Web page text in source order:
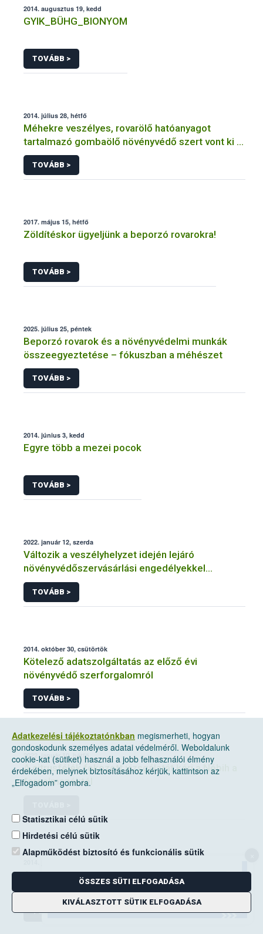
2014. augusztus 19, kedd
GYIK_BÜHG_BIONYOM
TOVÁBB >
2014. július 28, hétfő
Méhekre veszélyes, rovarölő hatóanyagot
tartalmazó gombaölő növényvédő szert vont ki a
forgalomból a NÉBIH
TOVÁBB >
2017. május 15, hétfő
Zöldítéskor ügyeljünk a beporzó rovarokra!
TOVÁBB >
2025. július 25, péntek
Beporzó rovarok és a növényvédelmi munkák
összeegyeztetése – fókuszban a méhészet
TOVÁBB >
2014. június 3, kedd
Egyre több a mezei pocok
TOVÁBB >
2022. január 12, szerda
Változik a veszélyhelyzet idején lejáró
növényvédőszervásárlási engedélyekkel
kapcsolatos szabályozás
TOVÁBB >
2014. október 30, csütörtök
Kötelező adatszolgáltatás az előző évi
növényvédő szerforgalomról
TOVÁBB >
2022. január 10, hétfő
A citrusfélék fokozott vizsgálatát kéri a Nébih a
forgalmazóktól
A mezei pocok elleni védekezési kötelezettség
a földhasználók kiemelt feladata
TOVÁBB >
Adatkezelési tájékoztatónkban megismerheti, hogyan
gondoskodunk személyes adatai védelméről. Weboldalunk
cookie-kat (sütiket) használ a jobb felhasználói élmény
érdekében, melynek biztosításához kérjük, kattintson az
„Elfogadom” gombra.
Statisztikai célú sütik
Hirdetési célú sütik
Alapműködést biztosító és funkcionális sütik
ÖSSZES SÜTI ELFOGADÁSA
KIVÁLASZTOTT SÜTIK ELFOGADÁSA